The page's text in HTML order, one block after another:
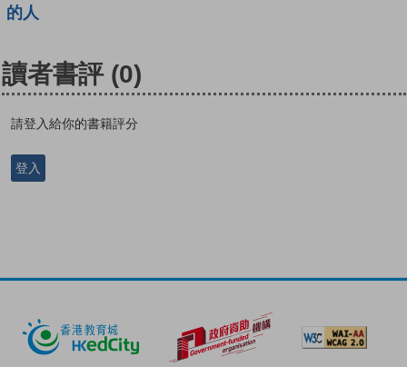
的人
讀者書評 (0)
請登入給你的書籍評分
登入